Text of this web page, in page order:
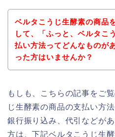
ベルタこうじ生酵素の商品
して、「ふっと、ベルタこ
払い方法ってどんなものが
った方はいませんか？
もしも、こちらの記事をご
じ生酵素の商品の支払い方
銀行振り込み、代引などが
方は、下記ベルタこうじ生